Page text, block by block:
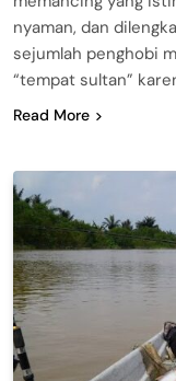
nyaman, dan
sejumlah penghobi
“tempat sultan”
Read More